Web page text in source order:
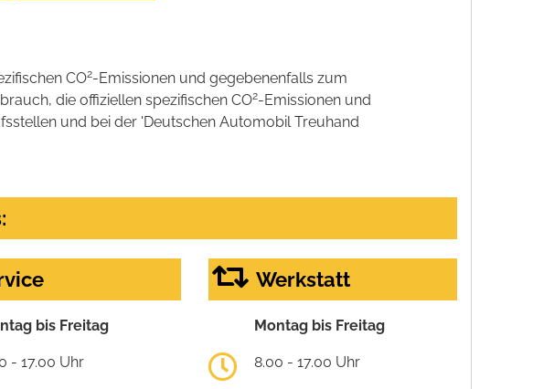
CO2-Emissionen und gegebenenfalls zum
die offiziellen spezifischen CO2-Emissionen und
und bei der 'Deutschen Automobil Treuhand
bis Freitag
- 17.00 Uhr
Werkstatt
Montag bis Freitag
8.00 - 17.00 Uhr